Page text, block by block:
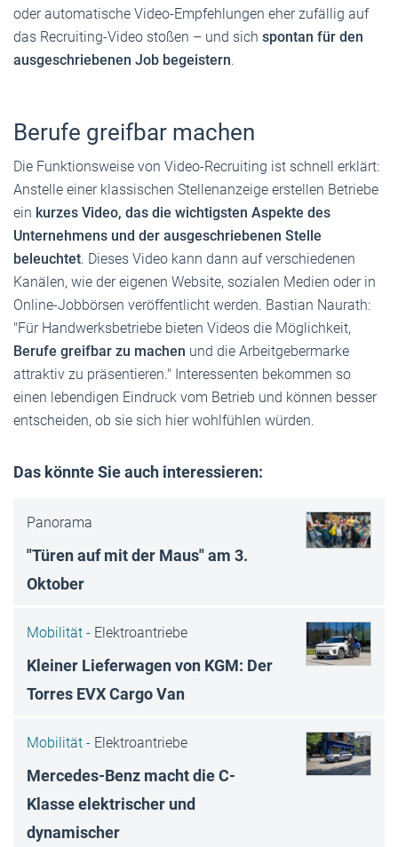
oder automatische Video-Empfehlungen eher zufällig auf
das Recruiting-Video stoßen – und sich spontan für den
ausgeschriebenen Job begeistern.
Berufe greifbar machen
Die Funktionsweise von Video-Recruiting ist schnell erklärt:
Anstelle einer klassischen Stellenanzeige erstellen Betriebe
ein kurzes Video, das die wichtigsten Aspekte des
Unternehmens und der ausgeschriebenen Stelle
beleuchtet. Dieses Video kann dann auf verschiedenen
Kanälen, wie der eigenen Website, sozialen Medien oder in
Online-Jobbörsen veröffentlicht werden. Bastian Naurath:
"Für Handwerksbetriebe bieten Videos die Möglichkeit,
Berufe greifbar zu machen und die Arbeitgebermarke
attraktiv zu präsentieren." Interessenten bekommen so
einen lebendigen Eindruck vom Betrieb und können besser
entscheiden, ob sie sich hier wohlfühlen würden.
Das könnte Sie auch interessieren:
Panorama
"Türen auf mit der Maus" am 3.
Oktober
Mobilität - Elektroantriebe
Kleiner Lieferwagen von KGM: Der
Torres EVX Cargo Van
Mobilität - Elektroantriebe
Mercedes-Benz macht die C-
Klasse elektrischer und
dynamischer